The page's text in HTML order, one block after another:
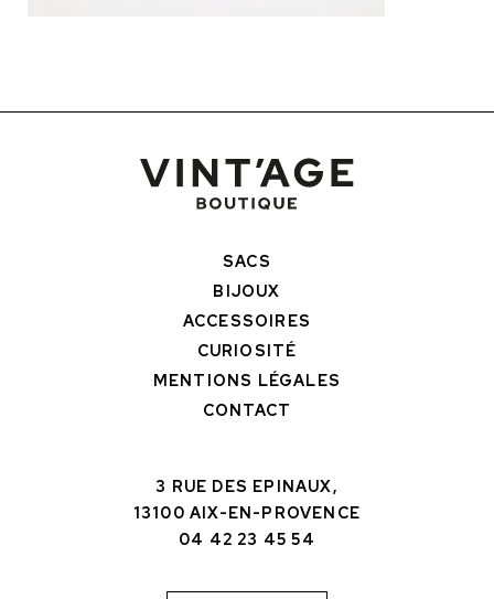
SACS
BIJOUX
ACCESSOIRES
CURIOSITÉ
MENTIONS LÉGALES
CONTACT
3 RUE DES EPINAUX,
13100 AIX-EN-PROVENCE
04 42 23 45 54